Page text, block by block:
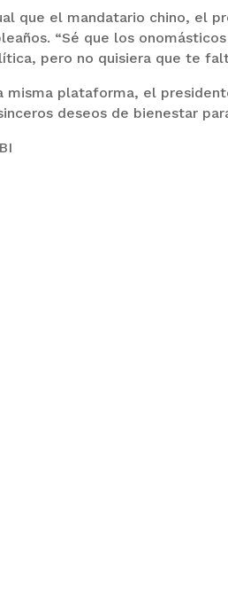
que el mandatario chino, el
“Sé que los
pero no quisiera que te
misma plataforma, el
deseos de bienestar